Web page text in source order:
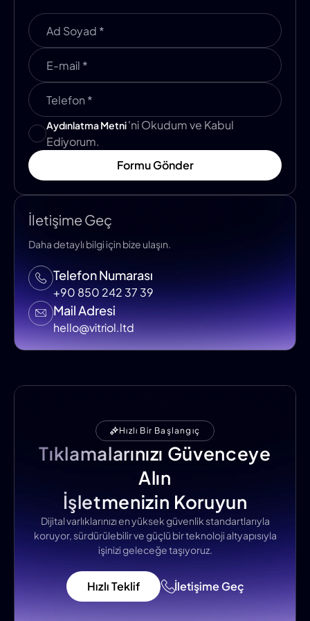
Aydınlatma Metni'ni Okudum ve Kabul
Ediyorum.
Formu Gönder
İletişime Geç
Daha detaylı bilgi için bize ulaşın.
Telefon Numarası
+90 850 242 37 39
Mail Adresi
hello@vitriol.ltd
Hızlı Bir Başlangıç
Tıklamalarınızı Güvenceye
Alın
İşletmenizin Koruyun
Dijital varlıklarınızı en yüksek güvenlik standartlarıyla
koruyor, sürdürülebilir ve güçlü bir teknoloji altyapısıyla
işinizi geleceğe taşıyoruz.
Hızlı Teklif İletişime Geç